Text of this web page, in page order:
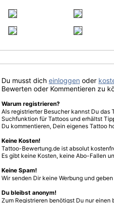
Du musst dich einloggen oder
Bewerten oder Kommentieren zu
Warum registrieren?
Als registrierter Besucher kannst Du
Suchfunktion für Tattoos und erhältst
Du kommentieren, Dein eigenes Tattoo
Keine Kosten!
Tattoo-Bewertung.de ist absolut
Es gibt keine Kosten, keine Abo-Fallen
Keine Spam!
Wir senden Dir keine Werbung und
Du bleibst anonym!
Zum Registrieren benötigst Du nur einen